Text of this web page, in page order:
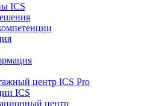
ICS
центр ICS Pro
ICS
центр